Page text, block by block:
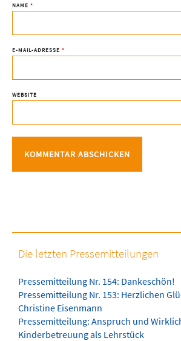
NAME *
E-MAIL-ADRESSE *
WEBSITE
Die letzten Pressemitteilungen
Pressemitteilung Nr. 154: Dankeschön!
Pressemitteilung Nr. 153: Herzlichen
Christine Eisenmann
Pressemitteilung: Anspruch und
Kinderbetreuung als Lehrstück